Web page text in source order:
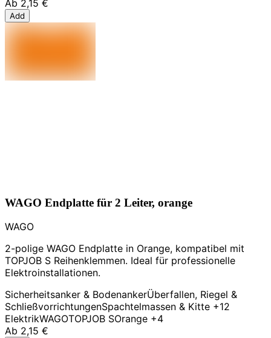
Ab 2,15 €
Add
WAGO Endplatte für 2 Leiter, orange
WAGO
2-polige WAGO Endplatte in Orange, kompatibel mit
TOPJOB S Reihenklemmen. Ideal für professionelle
Elektroinstallationen.
Sicherheitsanker & BodenankerÜberfallen, Riegel &
SchließvorrichtungenSpachtelmassen & Kitte +12
ElektrikWAGOTOPJOB SOrange +4
Ab 2,15 €